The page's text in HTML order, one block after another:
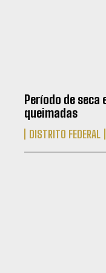
Período de
queimadas
DISTRITO FEDERAL